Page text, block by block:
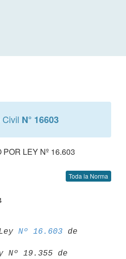
N° 16603
LEY Nº 16.603
Toda la Norma
Nº 16.603 de
Nº 19.355 de